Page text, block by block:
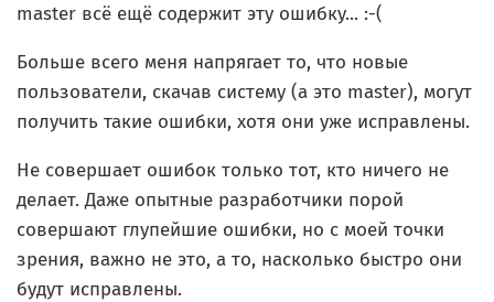
master всё ещё содержит эту ошибку... :-(
Больше всего меня напрягает то, что новые
пользователи, скачав систему (а это master), могут
получить такие ошибки, хотя они уже исправлены.
Не совершает ошибок только тот, кто ничего не
делает. Даже опытные разработчики порой
совершают глупейшие ошибки, но с моей точки
зрения, важно не это, а то, насколько быстро они
будут исправлены.